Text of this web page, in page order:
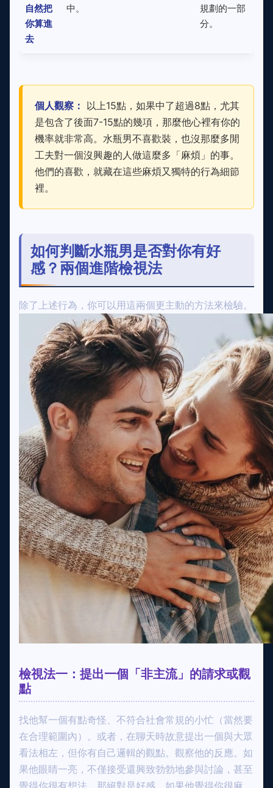
自然把
你算進
去
中。
規劃的一部
分。
個人觀察： 以上15點，如果中了超過8點，尤其
是包含了後面7-15點的幾項，那麼他心裡有你的
機率就非常高。水瓶男不喜歡裝，也沒那麼多閒
工夫對一個沒興趣的人做這麼多「麻煩」的事。
他們的喜歡，就藏在這些麻煩又獨特的行為細節
裡。
如何判斷水瓶男是否對你有好
感？兩個進階檢視法
除了上述行為，你可以用這兩個更主動的方法來檢驗。
檢視法一：提出一個「非主流」的請求或觀
點
找他幫一個有點奇怪、不符合社會常規的小忙（當然要
在合理範圍內）。或者，在聊天時故意提出一個與大眾
看法相左，但你有自己邏輯的觀點。觀察他的反應。如
果他眼睛一亮，不僅接受還興致勃勃地參與討論，甚至